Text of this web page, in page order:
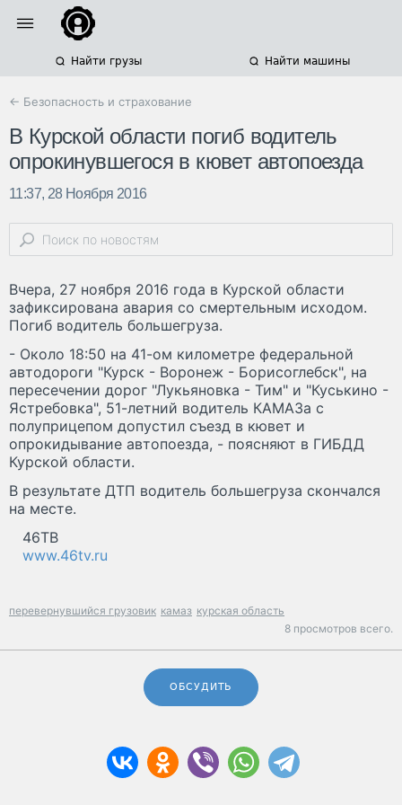
Найти грузы Найти машины
← Безопасность и страхование
В Курской области погиб водитель
опрокинувшегося в кювет автопоезда
11:37, 28 Ноября 2016
Вчера, 27 ноября 2016 года в Курской области
зафиксирована авария со смертельным исходом.
Погиб водитель большегруза.
- Около 18:50 на 41-ом километре федеральной
автодороги "Курск - Воронеж - Борисоглебск", на
пересечении дорог "Лукьяновка - Тим" и "Куськино -
Ястребовка", 51-летний водитель КАМАЗа с
полуприцепом допустил съезд в кювет и
опрокидывание автопоезда, - поясняют в ГИБДД
Курской области.
В результате ДТП водитель большегруза скончался
на месте.
46ТВ
www.46tv.ru
перевернувшийся грузовик камаз курская область
8 просмотров всего.
ОБСУДИТЬ